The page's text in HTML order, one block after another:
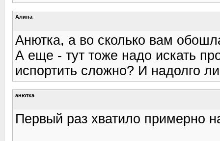
Алина
Анютка, а во сколько вам
А еще - тут тоже надо искать
испортить сложно? И надолго
анютка
Первый раз хватило примерно